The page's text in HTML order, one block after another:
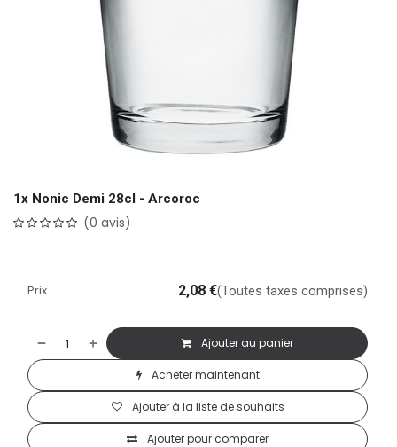
1x Nonic Demi 28cl - Arcoroc
(0 avis)
Ajouter au panier
Acheter maintenant
Ajouter pour comparer
Ajouter à la liste de souhaits
Prix 2,08 €(Toutes taxes comprises)